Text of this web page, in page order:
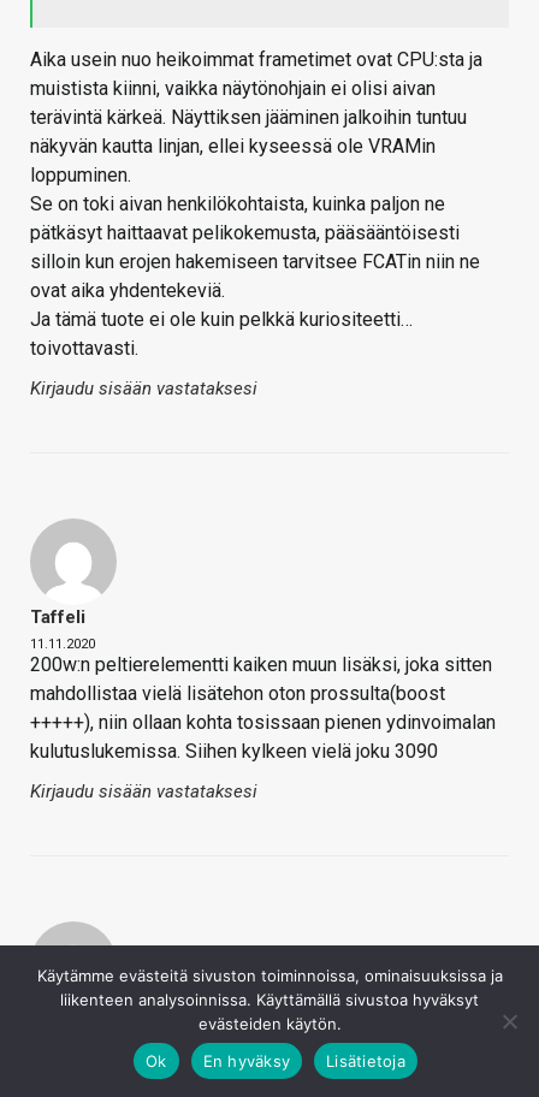
Aika usein nuo heikoimmat frametimet ovat CPU:sta ja
muistista kiinni, vaikka näytönohjain ei olisi aivan
terävintä kärkeä. Näyttiksen jääminen jalkoihin tuntuu
näkyvän kautta linjan, ellei kyseessä ole VRAMin
loppuminen.
Se on toki aivan henkilökohtaista, kuinka paljon ne
pätkäsyt haittaavat pelikokemusta, pääsääntöisesti
silloin kun erojen hakemiseen tarvitsee FCATin niin ne
ovat aika yhdentekeviä.
Ja tämä tuote ei ole kuin pelkkä kuriositeetti…
toivottavasti.
Kirjaudu sisään vastataksesi
Taffeli
11.11.2020
200w:n peltierelementti kaiken muun lisäksi, joka sitten
mahdollistaa vielä lisätehon oton prossulta(boost
+++++), niin ollaan kohta tosissaan pienen ydinvoimalan
kulutuslukemissa. Siihen kylkeen vielä joku 3090
Kirjaudu sisään vastataksesi
Olisi jännä nähdä miten paljon tuo ”lisää” tietyn kokoisen
Käytämme evästeitä sivuston toiminnoissa, ominaisuuksissa ja
liikenteen analysoinnissa. Käyttämällä sivustoa hyväksyt
evästeiden käytön.
Ok
En hyväksy Lisätietoja